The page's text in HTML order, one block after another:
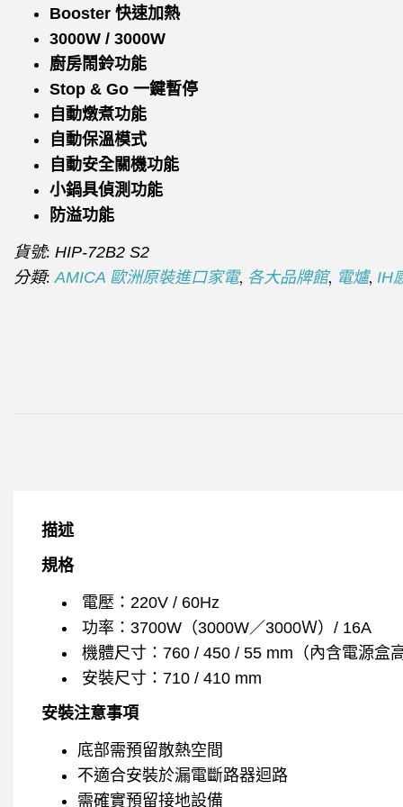
Booster 快速加熱
3000W / 3000W
廚房鬧鈴功能
Stop & Go 一鍵暫停
自動燉煮功能
自動保溫模式
自動安全關機功能
小鍋具偵測功能
防溢功能
貨號: HIP-72B2 S2
分類: AMICA 歐洲原裝進口家電, 各大品牌館, 電爐, IH
描述
規格​
電壓：220V / 60Hz
功率：3700W（3000W／3000Ｗ）/ 16A
機體尺寸：760 / 450 / 55 mm（內含電源盒
安裝尺寸：710 / 410 mm
安裝注意事項​
底部需預留散熱空間
不適合安裝於漏電斷路器迴路
需確實預留接地設備